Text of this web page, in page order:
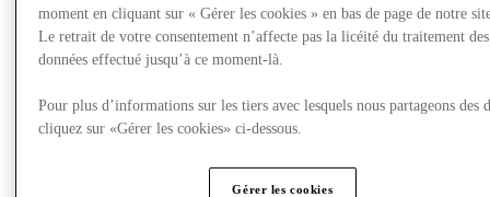
What's On
moment en cliquant sur « Gérer les cookies » en bas de page de notre
Le retrait de votre consentement n’affecte pas la licéité du traitement des
données effectué jusqu’à ce moment-là.
Pour plus d’informations sur les tiers avec lesquels nous partageons des
cliquez sur «Gérer les cookies» ci-dessous.
Gérer les cookies